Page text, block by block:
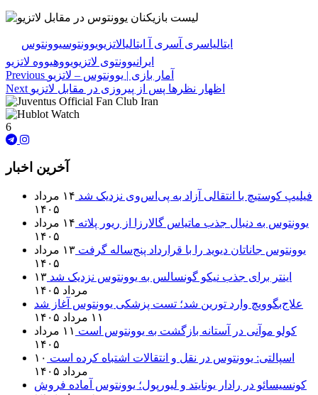
ایتالیاسری آ سری آ ایتالیالاتزیویوونتوسیوونتوس
ایرانیوونتوی لاتزیویووهیووه لاتزیو
Previous آمار بازی | یوونتوس – لاتزیو
Next اظهار نظرها پس از پیروزی در مقابل لاتزیو
6
آخرین اخبار
فیلیپ کوستیچ با انتقالی آزاد به پی‌اس‌وی نزدیک شد
۱۴ مرداد
۱۴۰۵
یوونتوس به دنبال جذب ماتیاس گالارزا از ریور پلاته
۱۴ مرداد
۱۴۰۵
یوونتوس جاناتان دیوید را با قرارداد پنج‌ساله گرفت
۱۳ مرداد
۱۴۰۵
اینتر برای جذب نیکو گونسالس به یوونتوس نزدیک شد ۱۳
مرداد ۱۴۰۵
علاج‌بگوویچ وارد تورین شد؛ تست پزشکی یوونتوس آغاز شد
۱۱ مرداد ۱۴۰۵
کولو موآنی در آستانه بازگشت به یوونتوس است
۱۱ مرداد
۱۴۰۵
اسپالتی: یوونتوس در نقل و انتقالات اشتباه کرده است ۱۰
مرداد ۱۴۰۵
کونسیسائو در رادار یونایتد و لیورپول؛ یوونتوس آماده فروش